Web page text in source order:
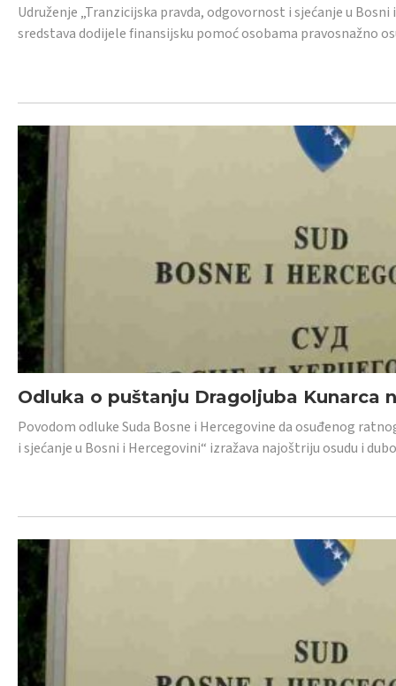
Udruženje „Tranzicijska pravda, odgovornost i sjećanje u
sredstava dodijele finansijsku pomoć osobama pravosnažno
Odluka o puštanju Dragoljuba Kunarca
Povodom odluke Suda Bosne i Hercegovine da osuđenog
i sjećanje u Bosni i Hercegovini“ izražava najoštriju osudu i